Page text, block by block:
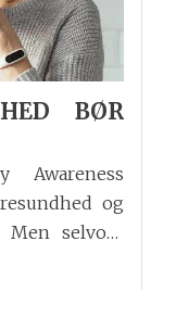
BØR
Awareness
og
selvom